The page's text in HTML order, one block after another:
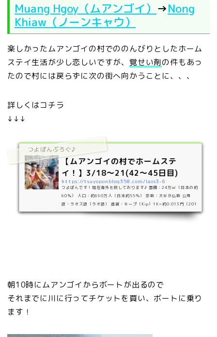
Muang Hgoy（ムアンゴイ） →Nong
Khiaw（ノーンキャウ）
楽しかったムアンゴイの村でののんびりとしたホーム
ステイ生活が少し恋しいですが、 覚せい剤の件もあっ
たので村には戻らずに次の街へ向かうことに、、、
詳しくはコチラ
↓↓↓
つよぽんぶろぐ♪
【ムアンゴイの村でホームステ
イ！】3/18～21(42～45日目)
https://tsuyoponblog358.com/laos3-6
つよぽんです！現在海外を旅しております♪ 面積：24万㎢（日本の約
60％） 人口：約690万人（日本約55％） 宗教：大半が仏教 公用
語：ラオス語（ラオ語） 通貨：キープ（Kip）1K=約0.013円（201
9年）旅の記録3月18-21日ムアンゴイという川沿いの小さな町のさ
らに奥にある3つの村に行ってきました！ そこでの様子をご紹介しよ
朝10時にムアンゴイからボートが出るので
それまでに川に行ってチケットを買い、ボートに乗り
ます！